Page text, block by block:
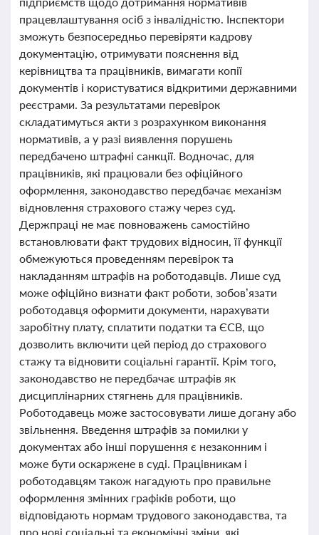
працевлаштування осіб з інвалідністю. Інспектори
зможуть безпосередньо перевіряти кадрову
документацію, отримувати пояснення від
керівництва та працівників, вимагати копії
документів і користуватися відкритими державними
реєстрами. За результатами перевірок
складатимуться акти з розрахунком виконання
нормативів, а у разі виявлення порушень
передбачено штрафні санкції. Водночас, для
працівників, які працювали без офіційного
оформлення, законодавство передбачає механізм
відновлення страхового стажу через суд.
Держпраці не має повноважень самостійно
встановлювати факт трудових відносин, її функції
обмежуються проведенням перевірок та
накладанням штрафів на роботодавців. Лише суд
може офіційно визнати факт роботи, зобов’язати
роботодавця оформити документи, нарахувати
заробітну плату, сплатити податки та ЄСВ, що
дозволить включити цей період до страхового
стажу та відновити соціальні гарантії. Крім того,
законодавство не передбачає штрафів як
дисциплінарних стягнень для працівників.
Роботодавець може застосовувати лише догану або
звільнення. Введення штрафів за помилки у
документах або інші порушення є незаконним і
може бути оскаржене в суді. Працівникам і
роботодавцям також нагадують про правильне
оформлення змінних графіків роботи, що
відповідають нормам трудового законодавства, та
про нові соціальні та економічні зміни, які